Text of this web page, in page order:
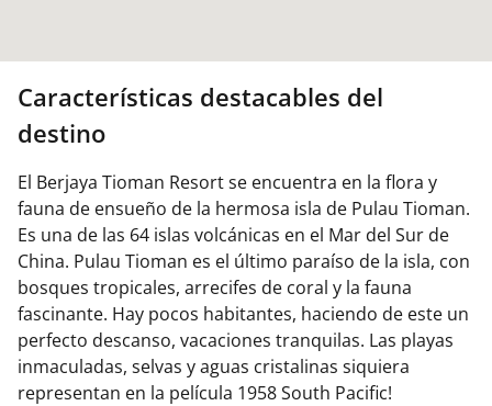
Características destacables del
destino
El Berjaya Tioman Resort se encuentra en la flora y
fauna de ensueño de la hermosa isla de Pulau Tioman.
Es una de las 64 islas volcánicas en el Mar del Sur de
China. Pulau Tioman es el último paraíso de la isla, con
bosques tropicales, arrecifes de coral y la fauna
fascinante. Hay pocos habitantes, haciendo de este un
perfecto descanso, vacaciones tranquilas. Las playas
inmaculadas, selvas y aguas cristalinas siquiera
representan en la película 1958 South Pacific!